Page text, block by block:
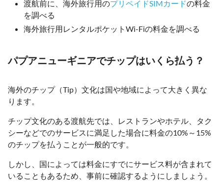
渡航前に、海外旅行用のプリペイドSIMカードの料金
を調べる
海外旅行用レンタルポケットWi-Fiの料金を調べる
パプアニューギニアでチップはいくら払う？
海外のチップ（Tip）文化は国や地域によって大きく異な
ります。
チップ文化のある渡航先では、レストランやホテル、タク
シーなどでのサービスに満足した場合に料金の10%～15%
のチップを払うことが一般的です。
しかし、国によっては料金にすでにサービス料が含まれて
いることもあるため、事前に確認するようにしましょう。